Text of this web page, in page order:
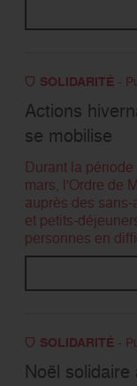
SOLIDARITÉ-
Actions
se mobilise
Durant la
mars, l'Ordre de
auprès des
et petits-
personnes en
SOLIDARITÉ-
Noël